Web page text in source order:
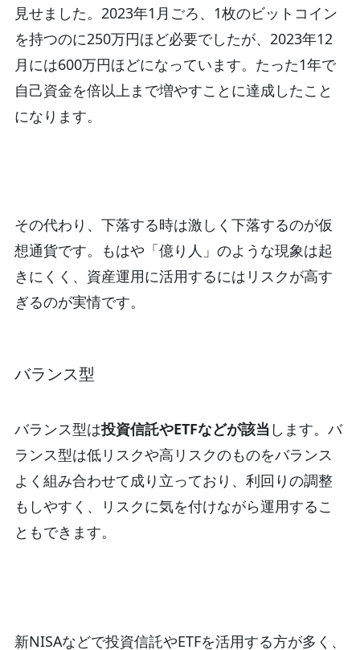
見せました。2023年1月ごろ、1枚のビットコイン
を持つのに250万円ほど必要でしたが、2023年12
月には600万円ほどになっています。たった1年で
自己資金を倍以上まで増やすことに達成したこと
になります。
その代わり、下落する時は激しく下落するのが仮
想通貨です。もはや「億り人」のような現象は起
きにくく、資産運用に活用するにはリスクが高す
ぎるのが実情です。
バランス型
バランス型は投資信託やETFなどが該当 します。バ
ランス型は低リスクや高リスクのものをバランス
よく組み合わせて成り立っており、利回りの調整
もしやすく、リスクに気を付けながら運用するこ
ともできます。
新NISAなどで投資信託やETFを活用する方が多く、